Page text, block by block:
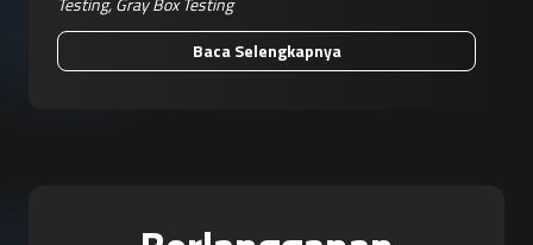
Baca Selengkapnya